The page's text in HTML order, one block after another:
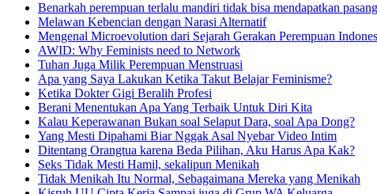
Benarkah perempuan terlalu mandiri tidak bisa mendapatkan
Melawan Kebencian dengan Narasi Alternatif
Mengenal Microevolution dari Sejarah Gerakan Perempuan
AWID: Why Feminists need to Network
Tuhan Juga Milik Perempuan Menstruasi
Apa yang Saya Lakukan Ketika Takut Belajar Feminisme?
Ketika Dokter Gigi Beralih Profesi
Berani Menentukan Apa Yang Terbaik Untuk Diri Kita
Kalau Keperawanan Bukan soal Selaput Dara, soal Apa Dong?
Yang Mesti Dipahami Biar Nggak Asal Nyebar Video Intim
Ditentang Orangtua karena Beda Pilihan, Aku Harus Apa Kak?
Seks Tidak Mesti Hamil, sekalipun Menikah
Tidak Menikah Itu Normal, Sebagaimana Mereka yang Menikah